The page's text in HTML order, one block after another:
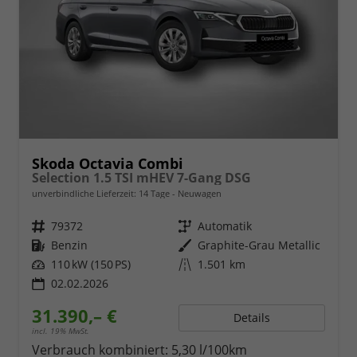
Skoda Octavia Combi
Selection 1.5 TSI mHEV 7-Gang DSG
unverbindliche Lieferzeit: 14 Tage Neuwagen
Fahrzeugnr. 79372 Getriebe Automatik
Kraftstoff Benzin Außenfarbe Graphite-Grau Metallic
Leistung 110 kW (150 PS) Kilometerstand 1.501 km
02.02.2026
31.390,– €
incl. 19% MwSt.
Details
Verbrauch kombiniert: 5,30 l/100km